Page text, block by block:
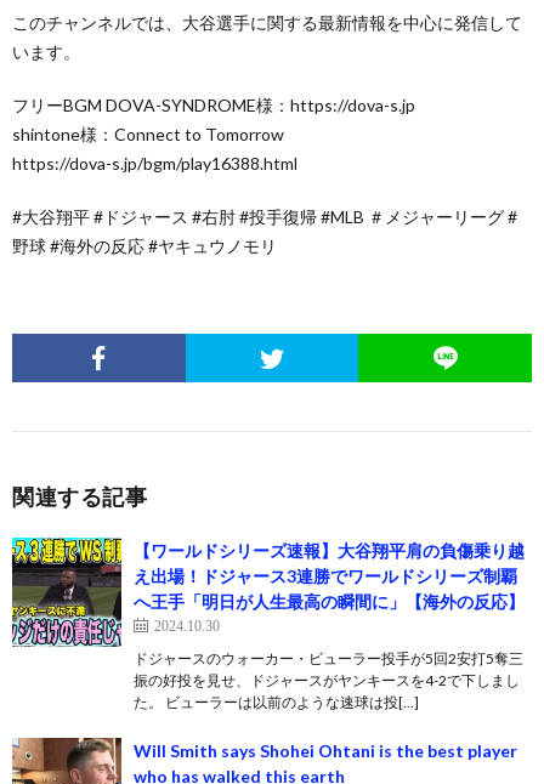
このチャンネルでは、大谷選手に関する最新情報を中心に発信して
います。
フリーBGM DOVA-SYNDROME様：https://dova-s.jp
shintone様：Connect to Tomorrow
https://dova-s.jp/bgm/play16388.html
#大谷翔平 #ドジャース #右肘 #投手復帰 #MLB ＃メジャーリーグ #
野球 #海外の反応 #ヤキュウノモリ
関連する記事
【ワールドシリーズ速報】大谷翔平肩の負傷乗り越
え出場！ドジャース3連勝でワールドシリーズ制覇
へ王手「明日が人生最高の瞬間に」【海外の反応】
2024.10.30
ドジャースのウォーカー・ビューラー投手が5回2安打5奪三
振の好投を見せ、ドジャースがヤンキースを4-2で下しまし
た。 ビューラーは以前のような速球は投[…]
Will Smith says Shohei Ohtani is the best player
who has walked this earth